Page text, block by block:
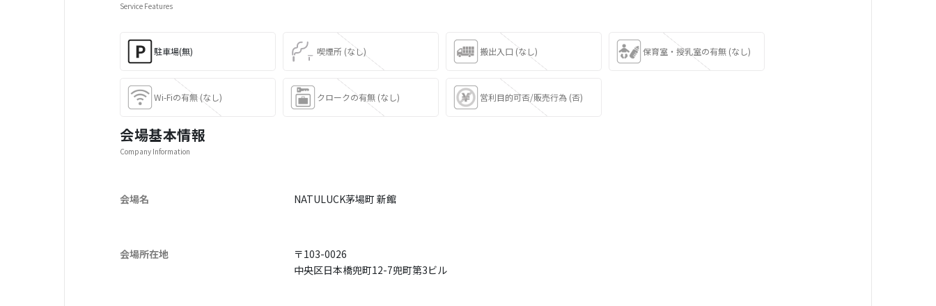
Service Features
駐車場(無) 喫煙所 (なし) 搬出入口 (なし) 保育室・授乳室の有無 (なし)
Wi-Fiの有無 (なし) クロークの有無 (なし) 営利目的可否/販売行為 (否)
会場基本情報
Company Information
会場名 NATULUCK茅場町 新館
会場所在地
〒103-0026
中央区日本橋兜町12-7兜町第3ビル